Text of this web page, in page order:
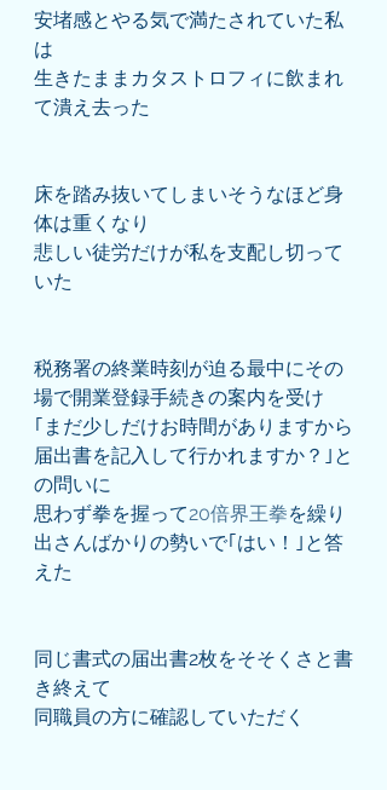
安堵感とやる気で満たされていた私
は
生きたままカタストロフィに飲まれ
て潰え去った
床を踏み抜いてしまいそうなほど身
体は重くなり
悲しい徒労だけが私を支配し切って
いた
税務署の終業時刻が迫る最中にその
場で開業登録手続きの案内を受け
｢まだ少しだけお時間がありますから
届出書を記入して行かれますか？｣と
の問いに
思わず拳を握って20倍界王拳を繰り
出さんばかりの勢いで｢はい！｣と答
えた
同じ書式の届出書2枚をそそくさと書
き終えて
同職員の方に確認していただく